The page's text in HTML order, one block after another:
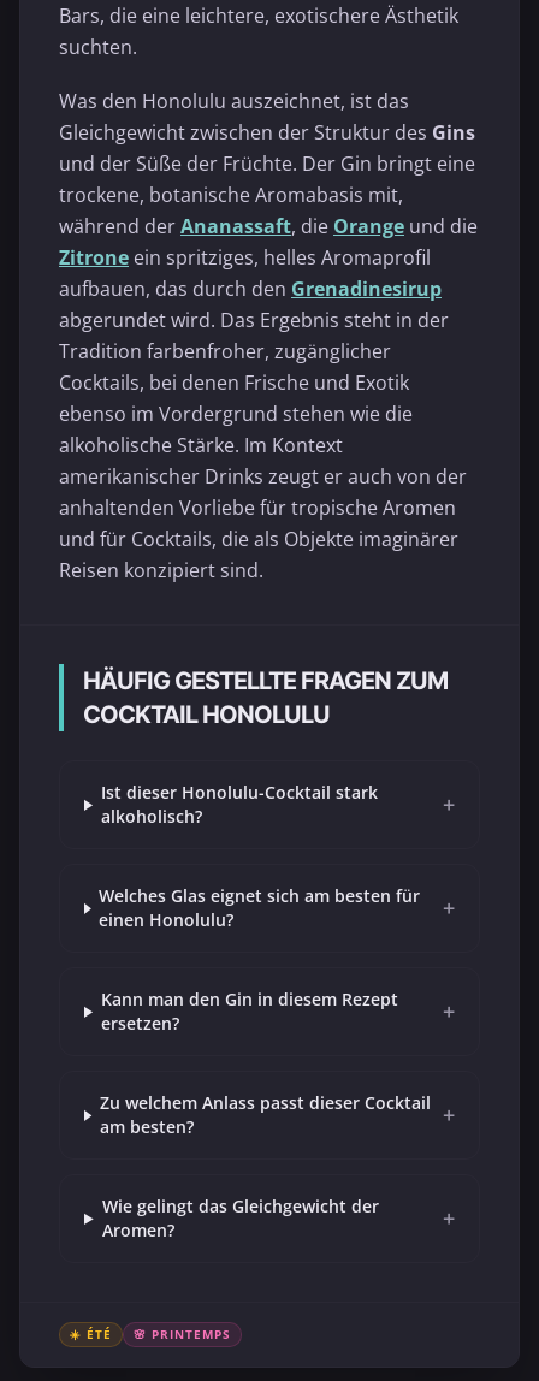
Bars, die eine leichtere, exotischere Ästhetik
suchten.
Was den Honolulu auszeichnet, ist das
Gleichgewicht zwischen der Struktur des Gins
und der Süße der Früchte. Der Gin bringt eine
trockene, botanische Aromabasis mit,
während derAnanassaft, die Orange und die
Zitrone ein spritziges, helles Aromaprofil
aufbauen, das durch den Grenadinesirup
abgerundet wird. Das Ergebnis steht in der
Tradition farbenfroher, zugänglicher
Cocktails, bei denen Frische und Exotik
ebenso im Vordergrund stehen wie die
alkoholische Stärke. Im Kontext
amerikanischer Drinks zeugt er auch von der
anhaltenden Vorliebe für tropische Aromen
und für Cocktails, die als Objekte imaginärer
Reisen konzipiert sind.
HÄUFIG GESTELLTE FRAGEN ZUM
COCKTAIL HONOLULU
Ist dieser Honolulu-Cocktail stark
alkoholisch?
+
Welches Glas eignet sich am besten für
einen Honolulu?
+
Kann man den Gin in diesem Rezept
ersetzen?
+
Zu welchem Anlass passt dieser Cocktail
am besten?
+
Wie gelingt das Gleichgewicht der
Aromen?
+
☀️ ÉTÉ 🌸 PRINTEMPS